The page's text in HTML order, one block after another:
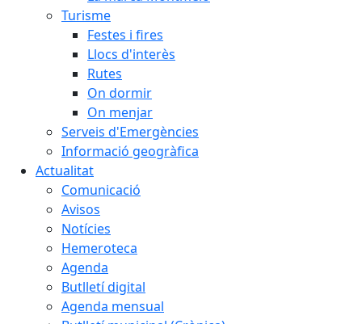
Turisme
Festes i fires
Llocs d'interès
Rutes
On dormir
On menjar
Serveis d'Emergències
Informació geogràfica
Actualitat
Comunicació
Avisos
Notícies
Hemeroteca
Agenda
Butlletí digital
Agenda mensual